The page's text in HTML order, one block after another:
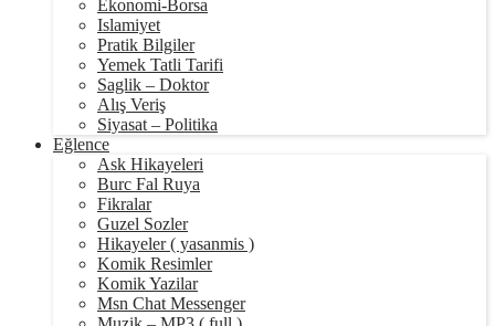
Ekonomi-Borsa
Islamiyet
Pratik Bilgiler
Yemek Tatli Tarifi
Saglik – Doktor
Alış Veriş
Siyasat – Politika
Eğlence
Ask Hikayeleri
Burc Fal Ruya
Fikralar
Guzel Sozler
Hikayeler ( yasanmis )
Komik Resimler
Komik Yazilar
Msn Chat Messenger